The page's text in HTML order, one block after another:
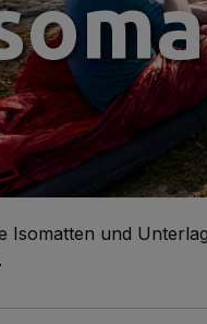
Isomatten und